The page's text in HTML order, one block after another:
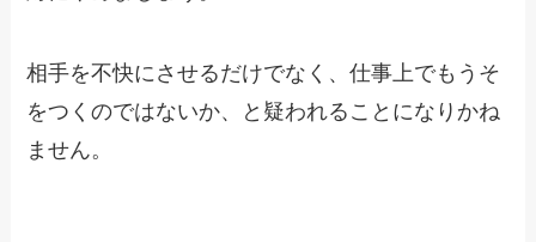
相手を不快にさせるだけでなく、仕事上でもうそ
をつくのではないか、と疑われることになりかね
ません。